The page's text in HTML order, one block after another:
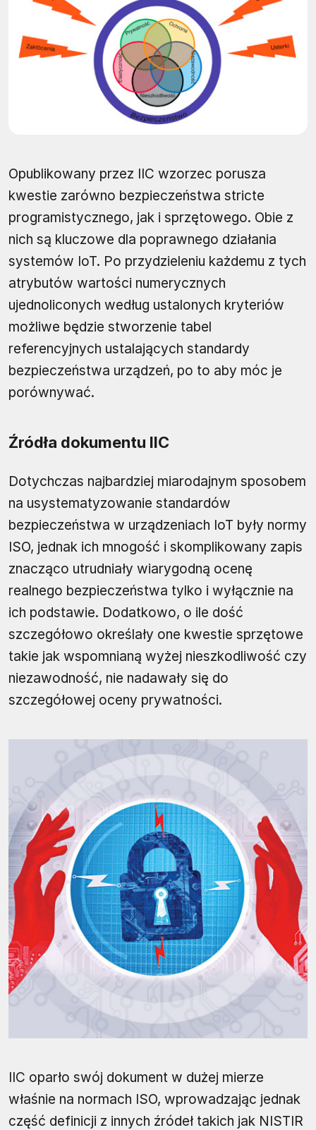
Opublikowany przez IIC wzorzec porusza
kwestie zarówno bezpieczeństwa stricte
programistycznego, jak i sprzętowego. Obie z
nich są kluczowe dla poprawnego działania
systemów IoT. Po przydzieleniu każdemu z tych
atrybutów wartości numerycznych
ujednoliconych według ustalonych kryteriów
możliwe będzie stworzenie tabel
referencyjnych ustalających standardy
bezpieczeństwa urządzeń, po to aby móc je
porównywać.
Źródła dokumentu IIC
Dotychczas najbardziej miarodajnym sposobem
na usystematyzowanie standardów
bezpieczeństwa w urządzeniach IoT były normy
ISO, jednak ich mnogość i skomplikowany zapis
znacząco utrudniały wiarygodną ocenę
realnego bezpieczeństwa tylko i wyłącznie na
ich podstawie. Dodatkowo, o ile dość
szczegółowo określały one kwestie sprzętowe
takie jak wspomnianą wyżej nieszkodliwość czy
niezawodność, nie nadawały się do
szczegółowej oceny prywatności.
IIC oparło swój dokument w dużej mierze
właśnie na normach ISO, wprowadzając jednak
część definicji z innych źródeł takich jak NISTIR